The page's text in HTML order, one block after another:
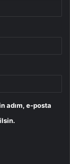
adım, e-posta